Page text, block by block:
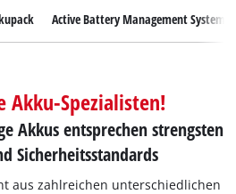
Active Battery Management System
Akku-Spezialisten!
Akkus entsprechen strengsten
Sicherheitsstandards
aus zahlreichen unterschiedlichen